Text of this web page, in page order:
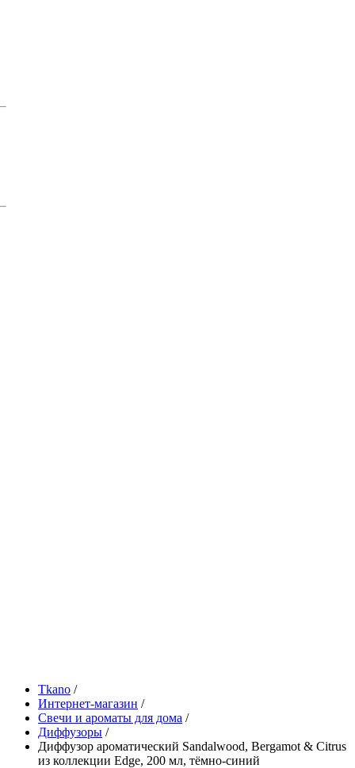
Tkano /
Интернет-магазин /
Свечи и ароматы для дома /
Диффузоры /
Диффузор ароматический Sandalwood, Bergamot & Citrus
из коллекции Edge, 200 мл, тёмно-синий